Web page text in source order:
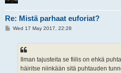
Re: Mistä parhaat euforiat?
PWed 17 May 2017, 22:28
Ilman tajusteita se fiilis on ehkä
häiritse niinkään sitä puhtauden